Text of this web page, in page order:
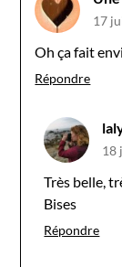
17
Oh ça fait
Répondre
18
Très belle,
Bises
Répondre